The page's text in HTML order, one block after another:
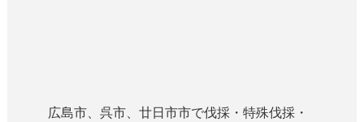
広島市、呉市、廿日市市で伐採・特殊伐採・